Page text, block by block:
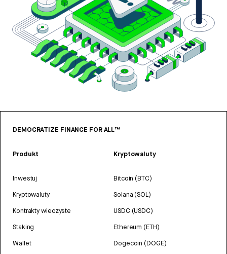
DEMOCRATIZE FINANCE FOR ALL™
Produkt
Inwestuj
Kryptowaluty
Kontrakty wieczyste
Staking
Wallet
Kryptowaluty
Bitcoin (BTC)
Solana (SOL)
USDC (USDC)
Ethereum (ETH)
Dogecoin (DOGE)